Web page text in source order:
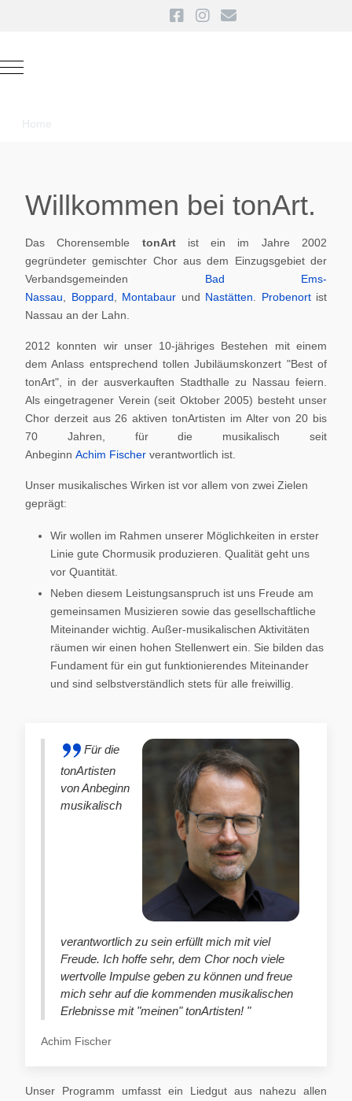
Mobile Menu Toggle
Home
Willkommen bei tonArt.
Das Chorensemble tonArt ist ein im Jahre 2002
gegründeter gemischter Chor aus dem Einzugsgebiet der
Verbandsgemeinden Bad Ems-
Nassau
Boppard Montabaur und Nastätten Probenortist
Nassau an der Lahn.
2012 konnten wir unser 10-jähriges Bestehen mit einem
dem Anlass entsprechend tollen Jubiläumskonzert "Best of
tonArt", in der ausverkauften Stadthalle zu Nassau feiern.
Als eingetragener Verein (seit Oktober 2005) besteht unser
Chor derzeit aus 26 aktiven tonArtisten im Alter von 20 bis
70 Jahren, für die musikalisch seit
Anbeginn Achim Fischer verantwortlich ist.
Unser musikalisches Wirken ist vor allem von zwei Zielen
geprägt:
Wir wollen im Rahmen unserer Möglichkeiten in erster
Linie gute Chormusik produzieren. Qualität geht uns
vor Quantität.
Neben diesem Leistungsanspruch ist uns Freude am
gemeinsamen Musizieren sowie das gesellschaftliche
Miteinander wichtig. Außer-musikalischen Aktivitäten
räumen wir einen hohen Stellenwert ein. Sie bilden das
Fundament für ein gut funktionierendes Miteinander
und sind selbstverständlich stets für alle freiwillig.
Für die
tonArtisten
von Anbeginn
musikalisch
verantwortlich zu sein erfüllt mich mit viel
Freude. Ich hoffe sehr, dem Chor noch viele
wertvolle Impulse geben zu können und freue
mich sehr auf die kommenden musikalischen
Erlebnisse mit "meinen" tonArtisten! "
Achim Fischer
Unser Programm umfasst ein Liedgut aus nahezu allen